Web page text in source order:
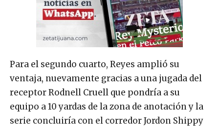
Para el segundo cuarto, Reyes amplió su
ventaja, nuevamente gracias a una jugada del
receptor Rodnell Cruell que pondría a su
equipo a 10 yardas de la zona de anotación y la
serie concluiría con el corredor Jordon Shippy